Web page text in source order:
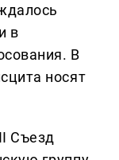
в
В
носят
Съезд